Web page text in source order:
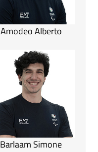
Amodeo Alberto
Barlaam Simone